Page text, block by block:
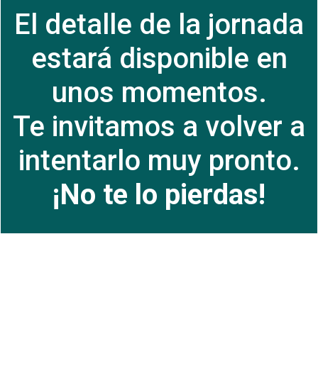
El detalle de la jornada
estará disponible en
unos momentos.
Te invitamos a volver a
intentarlo muy pronto.
¡No te lo pierdas!